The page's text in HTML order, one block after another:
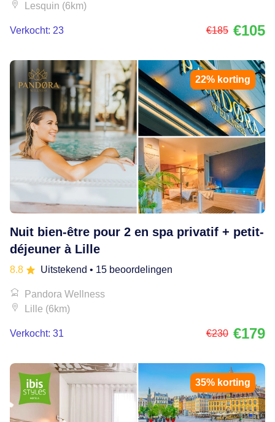
Lesquin (6km)
Verkocht: 23 €185 €105
22% korting
Nuit bien-être pour 2 en spa privatif + petit-
déjeuner à Lille
8.8 Uitstekend • 15 beoordelingen
Pandora Wellness
Lille (6km)
Verkocht: 31 €230 €179
35% korting